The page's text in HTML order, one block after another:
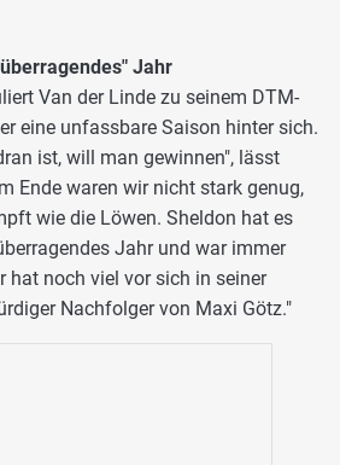
Jahr
Van der Linde zu seinem DTM-
eine unfassbare Saison hinter sich.
ist, will man gewinnen", lässt
Ende waren wir nicht stark genug,
wie die Löwen. Sheldon hat es
Jahr und war immer
hat noch viel vor sich in seiner
Nachfolger von Maxi Götz."